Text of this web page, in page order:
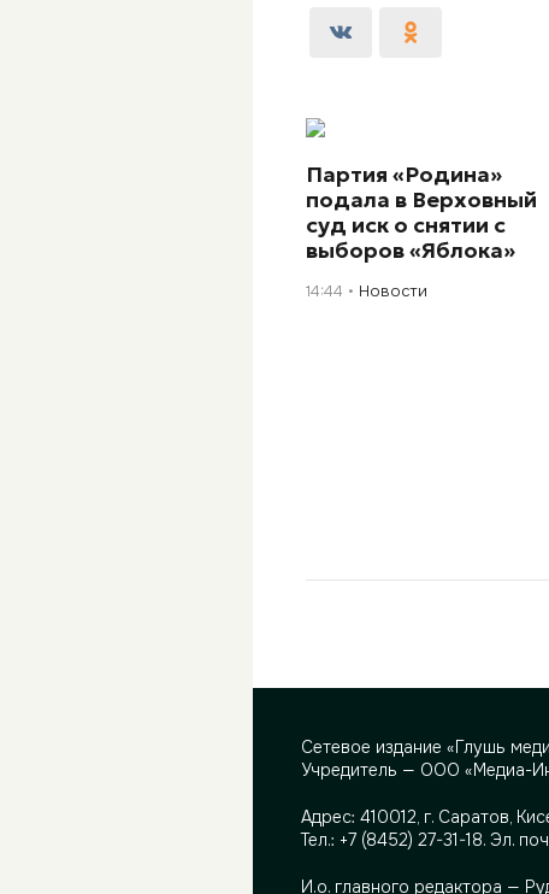
Партия «Родина»
подала в Верховный
суд иск о снятии с
выборов «Яблока»
14:44 Новости
Сетевое издание «Глушь
Учредитель — ООО «Медиа-
Адрес: 410012, г. Саратов,
Тел.: +7 (8452) 27-31-18. Эл.
И.о. главного редактора —